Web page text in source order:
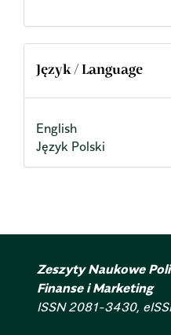
Język / Language
English
Język Polski
Zeszyty Naukowe
Finanse i Marketing
ISSN 2081-3430,